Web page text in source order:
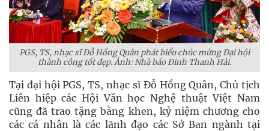
PGS, TS, nhạc sĩ Đỗ Hồng Quân phát biểu chúc mừng Đại hội
thành công tốt đẹp. Ảnh: Nhà báo Đinh Thanh Hải.
Tại đại hội PGS, TS, nhạc sĩ Đỗ Hồng Quân, Chủ tịch
Liên hiệp các Hội Văn học Nghệ thuật Việt Nam
cũng đã trao tặng bằng khen, kỷ niệm chương cho
các cá nhân là các lãnh đạo các Sở Ban ngành tại